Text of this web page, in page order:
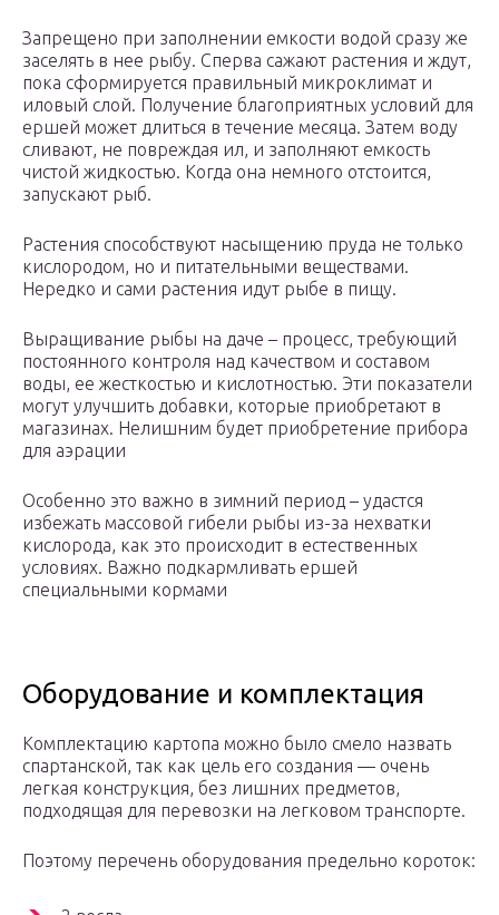
Запрещено при заполнении емкости водой сразу же
заселять в нее рыбу. Сперва сажают растения и ждут,
пока сформируется правильный микроклимат и
иловый слой. Получение благоприятных условий для
ершей может длиться в течение месяца. Затем воду
сливают, не повреждая ил, и заполняют емкость
чистой жидкостью. Когда она немного отстоится,
запускают рыб.
Растения способствуют насыщению пруда не только
кислородом, но и питательными веществами.
Нередко и сами растения идут рыбе в пищу.
Выращивание рыбы на даче – процесс, требующий
постоянного контроля над качеством и составом
воды, ее жесткостью и кислотностью. Эти показатели
могут улучшить добавки, которые приобретают в
магазинах. Нелишним будет приобретение прибора
для аэрации
Особенно это важно в зимний период – удастся
избежать массовой гибели рыбы из-за нехватки
кислорода, как это происходит в естественных
условиях. Важно подкармливать ершей
специальными кормами
Оборудование и комплектация
Комплектацию картопа можно было смело назвать
спартанской, так как цель его создания — очень
легкая конструкция, без лишних предметов,
подходящая для перевозки на легковом транспорте.
Поэтому перечень оборудования предельно короток: